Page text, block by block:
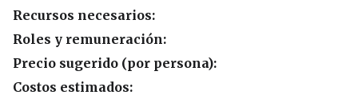
Recursos necesarios:
Roles y remuneración:
Precio sugerido (por persona):
Costos estimados: